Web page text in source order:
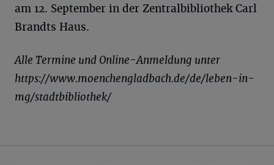
am 12. September in der Zentralbibliothek Carl
Brandts Haus.
Alle Termine und Online-Anmeldung unter
https://www.moenchengladbach.de/de/leben-in-
mg/stadtbibliothek/